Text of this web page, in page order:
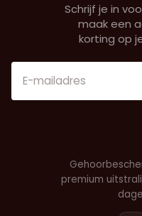
premium
Schrijf je in
maak een
korting op